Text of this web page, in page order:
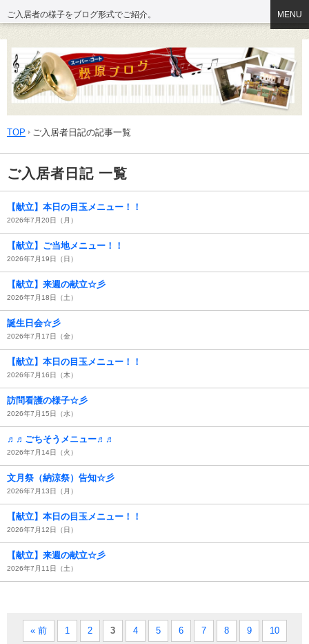
ご入居者の様子をブログ形式でご紹介。 MENU
TOP ご入居者日記の記事一覧
ご入居者日記 一覧
【献立】本日の目玉メニュー！！
2026年7月20日（月）
【献立】ご当地メニュー！！
2026年7月19日（日）
【献立】来週の献立☆彡
2026年7月18日（土）
誕生日会☆彡
2026年7月17日（金）
【献立】本日の目玉メニュー！！
2026年7月16日（木）
訪問看護の様子☆彡
2026年7月15日（水）
♬♬ごちそうメニュー♬♬
2026年7月14日（火）
文月祭（納涼祭）告知☆彡
2026年7月13日（月）
【献立】本日の目玉メニュー！！
2026年7月12日（日）
【献立】来週の献立☆彡
2026年7月11日（土）
« 前 1 2 3 4 5 6 7 8 9 10